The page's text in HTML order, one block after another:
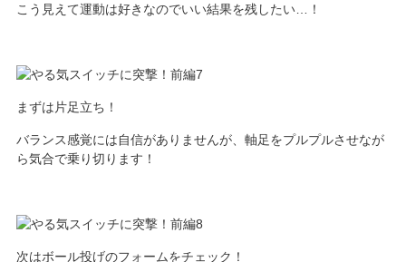
こう見えて運動は好きなのでいい結果を残したい…！
まずは片足立ち！
バランス感覚には自信がありませんが、軸足をプルプルさせなが
ら気合で乗り切ります！
次はボール投げのフォームをチェック！